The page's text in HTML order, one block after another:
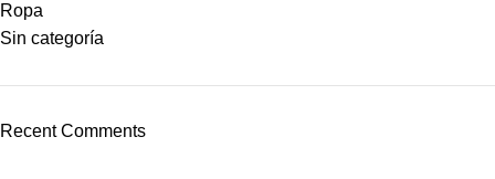
Ropa
Sin categoría
Recent Comments